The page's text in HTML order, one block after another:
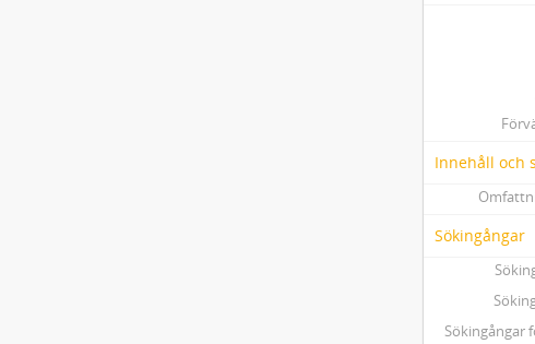
Innehåll och
Sökingångar
Sökingångar